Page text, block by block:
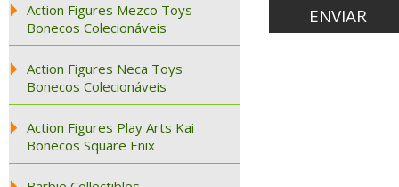
Action Figures Mezco Toys
Bonecos Colecionáveis
Action Figures Neca Toys
Bonecos Colecionáveis
Action Figures Play Arts Kai
Bonecos Square Enix